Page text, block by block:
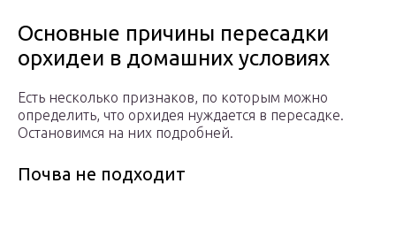
Основные причины пересадки
орхидеи в домашних условиях
Есть несколько признаков, по которым можно
определить, что орхидея нуждается в пересадке.
Остановимся на них подробней.
Почва не подходит